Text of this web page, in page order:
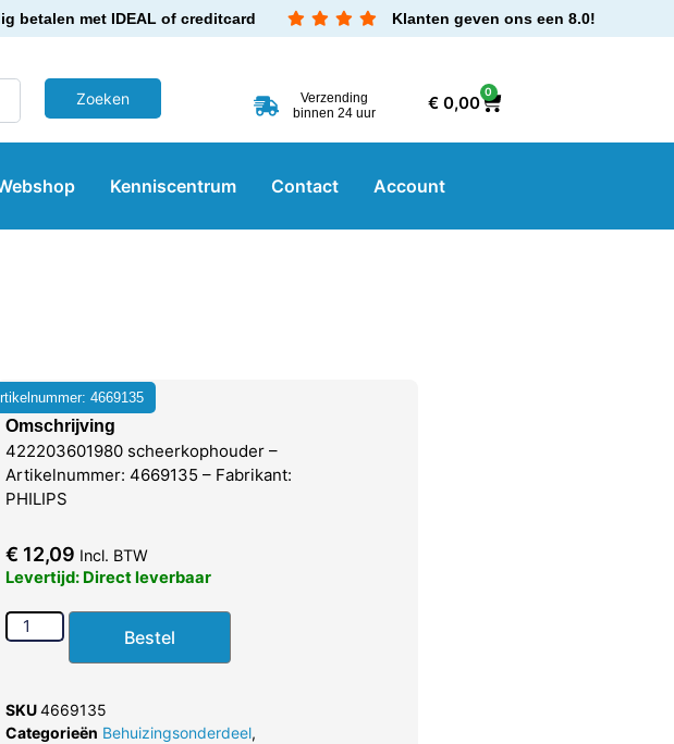
betalen met IDEAL of creditcard Klanten geven ons een 8.0!
Verzending
binnen 24 uur
€0,00
0
Kenniscentrum Contact Account
4669135
Omschrijving
422203601980 scheerkophouder –
Artikelnummer: 4669135 – Fabrikant:
PHILIPS
€ 12,09 Incl. BTW
Levertijd: Direct leverbaar
Bestel
SKU4669135
Categorieën Behuizingsonderdeel,